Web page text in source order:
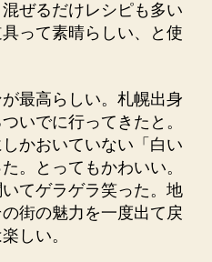
ぜるだけレシピも多い
って素晴らしい、と使
最高らしい。札幌出身
いでに行ってきたと。
かおいていない「白い
。とってもかわいい。
てゲラゲラ笑った。地
街の魅力を一度出て戻
しい。